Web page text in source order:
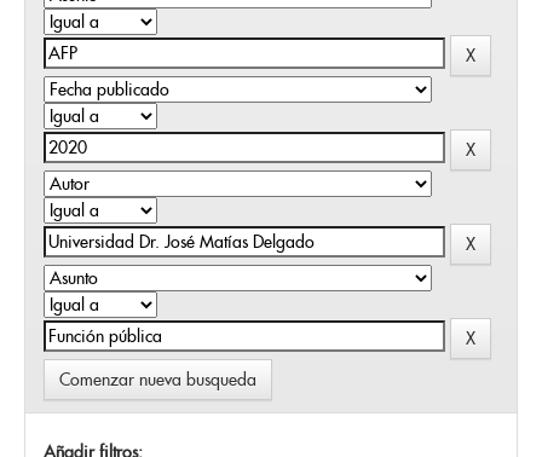
Comenzar nueva busqueda
Añadir filtros: